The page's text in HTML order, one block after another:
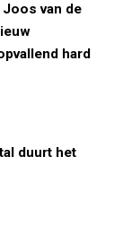
van de
hard
duurt het